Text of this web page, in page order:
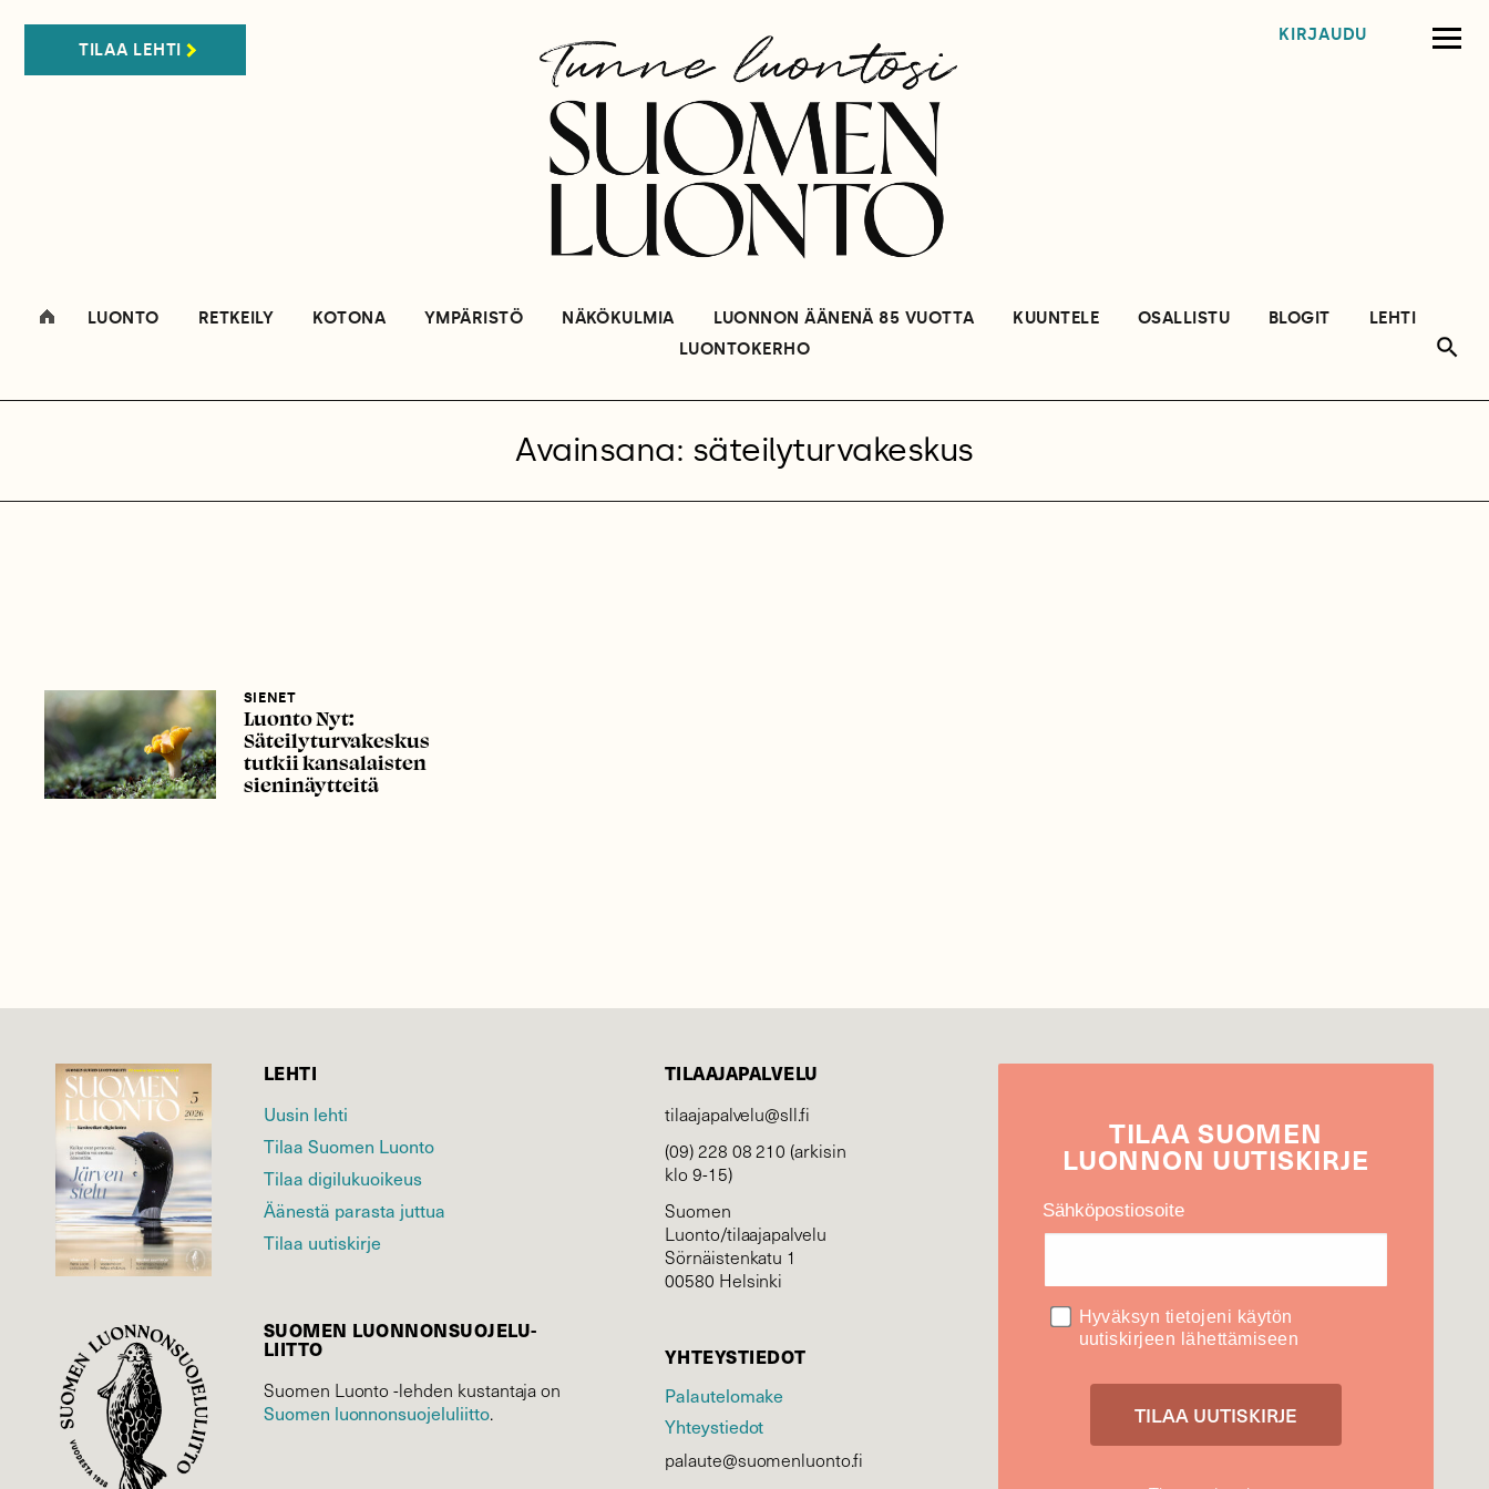
TILAA LEHTI
KIRJAUDU
LUONTO RETKEILY KOTONA YMPÄRISTÖ NÄKÖKULMIA LUONNON ÄÄNENÄ 85 VUOTTA KUUNTELE OSALLISTU BLOGIT
LEHTI
LUONTOKERHO
Avainsana: säteilyturvakeskus
SIENET
Luonto Nyt:
Säteilyturvakeskus
tutkii kansalaisten
sieninäytteitä
LEHTI
Uusin lehti
Tilaa Suomen Luonto
Tilaa digilukuoikeus
Äänestä parasta juttua
Tilaa uutiskirje
SUOMEN LUONNON­SUOJELU­
LIITTO
Suomen Luonto -lehden kustantaja on
Suomen luonnonsuojelu­liitto.
TILAAJAPALVELU
tilaajapalvelu@sll.fi
(09) 228 08 210 (arkisin
klo 9-15)
Suomen
Luonto/tilaajapalvelu
Sörnäistenkatu 1
00580 Helsinki
YHTEYSTIEDOT
Palautelomake
Yhteystiedot
palaute@suomenluonto.fi
TILAASUOMEN
LUONNON UUTIS­KIRJE
Sähköpostiosoite
Hyväksyn tietojeni käytön
uutiskirjeen lähettämiseen